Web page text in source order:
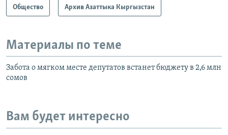
Общество Архив Азаттыка Кыргызстан
Материалы по теме
Забота о мягком месте депутатов встанет бюджету в 2,6 млн
сомов
Вам будет интересно